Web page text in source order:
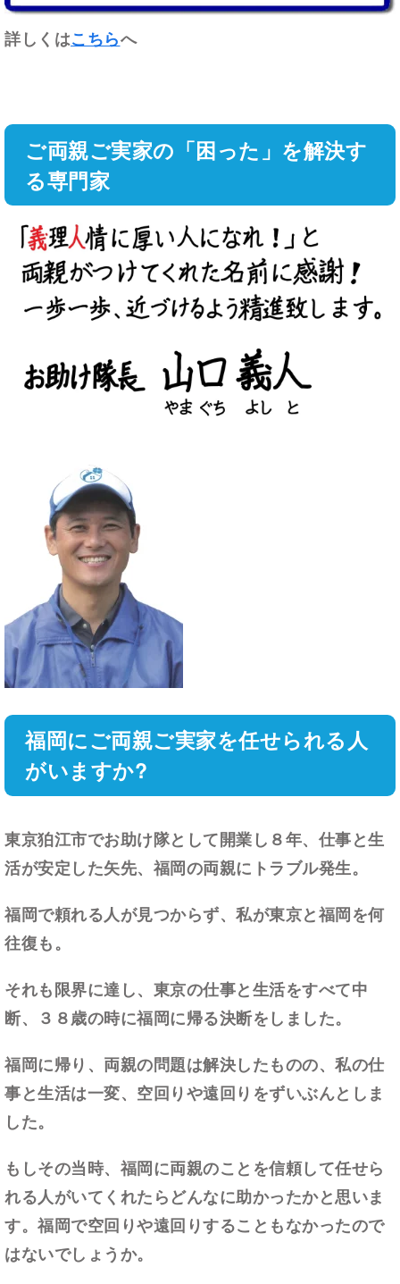
詳しくはこちらへ
ご両親ご実家の「困った」を解決す
る専門家
福岡にご両親ご実家を任せられる人
がいますか?
東京狛江市でお助け隊として開業し８年、仕事と生
活が安定した矢先、福岡の両親にトラブル発生。
福岡で頼れる人が見つからず、私が東京と福岡を何
往復も。
それも限界に達し、東京の仕事と生活をすべて中
断、３８歳の時に福岡に帰る決断をしました。
福岡に帰り、両親の問題は解決したものの、私の仕
事と生活は一変、空回りや遠回りをずいぶんとしま
した。
もしその当時、福岡に両親のことを信頼して任せら
れる人がいてくれたらどんなに助かったかと思いま
す。福岡で空回りや遠回りすることもなかったので
はないでしょうか。